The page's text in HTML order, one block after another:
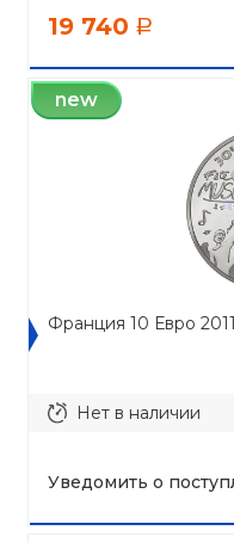
19 740 a
new
Франция 10 Евро
Нет в наличии
Уведомить о